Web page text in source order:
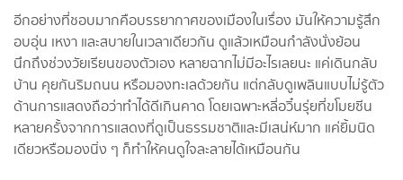
อีกอย่างที่ชอบมากคือบรรยากาศของเมืองในเรื่อง มันให้ความรู้สึก
อบอุ่น เหงา และสบายในเวลาเดียวกัน ดูแล้วเหมือนกำลังนั่งย้อน
นึกถึงช่วงวัยเรียนของตัวเอง หลายฉากไม่มีอะไรเลยนะ แค่เดินกลับ
บ้าน คุยกันริมถนน หรือมองทะเลด้วยกัน แต่กลับดูเพลินแบบไม่รู้ตัว
ด้านการแสดงถือว่าทำได้ดีเกินคาด โดยเฉพาะหลี่อวิ๋นรุ่ยที่ขโมยซีน
หลายครั้งจากการแสดงที่ดูเป็นธรรมชาติและมีเสน่ห์มาก แค่ยิ้มนิด
เดียวหรือมองนิ่ง ๆ ก็ทำให้คนดูใจละลายได้เหมือนกัน